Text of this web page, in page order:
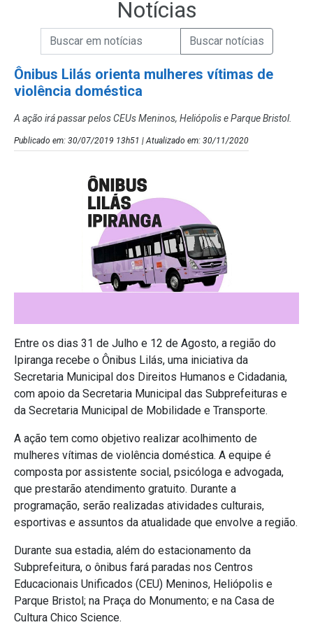
Notícias
Campo de Busca de Notícias
Campo de Busca de informaçõesEnviar a Busca de Notícias
Ônibus Lilás orienta mulheres vítimas de
violência doméstica
A ação irá passar pelos CEUs Meninos, Heliópolis e Parque Bristol.
Publicado em: 30/07/2019 13h51 | Atualizado em: 30/11/2020
Entre os dias 31 de Julho e 12 de Agosto, a região do
Ipiranga recebe o Ônibus Lilás, uma iniciativa da
Secretaria Municipal dos Direitos Humanos e Cidadania,
com apoio da Secretaria Municipal das Subprefeituras e
da Secretaria Municipal de Mobilidade e Transporte.
A ação tem como objetivo realizar acolhimento de
mulheres vítimas de violência doméstica. A equipe é
composta por assistente social, psicóloga e advogada,
que prestarão atendimento gratuito. Durante a
programação, serão realizadas atividades culturais,
esportivas e assuntos da atualidade que envolve a região.
Durante sua estadia, além do estacionamento da
Subprefeitura, o ônibus fará paradas nos Centros
Educacionais Unificados (CEU) Meninos, Heliópolis e
Parque Bristol; na Praça do Monumento; e na Casa de
Cultura Chico Science.